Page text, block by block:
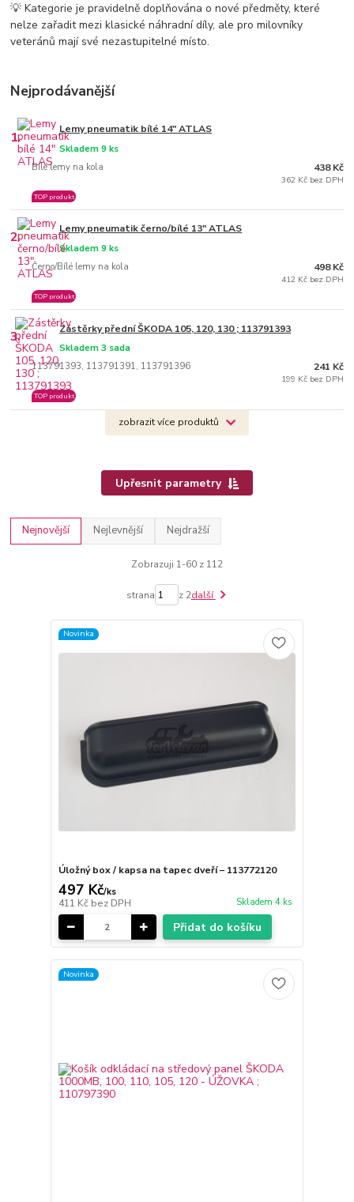
💡 Kategorie je pravidelně doplňována o nové předměty, které
nelze zařadit mezi klasické náhradní díly, ale pro milovníky
veteránů mají své nezastupitelné místo.
Nejprodávanější
1. Lemy pneumatik bílé 14" ATLAS
Bílé lemy na kola
Skladem 9 ks
TOP produkt
438 Kč
362 Kč bez DPH
2. Lemy pneumatik černo/bílé 13" ATLAS
Černo/Bílé lemy na kola
Skladem 9 ks
TOP produkt
498 Kč
412 Kč bez DPH
3. Zástěrky přední ŠKODA 105, 120, 130 ; 113791393
113791393, 113791391, 113791396
Skladem 3 sada
TOP produkt
241 Kč
199 Kč bez DPH
zobrazit více produktů
Upřesnit parametry
Nejnovější Nejlevnější Nejdražší
Zobrazuji 1-60 z 112
strana z 2další
Novinka
Úložný box / kapsa na tapec dveří – 113772120
497 Kč/ks
411 Kč bez DPH Skladem 4 ks
Přidat do košíku
Novinka